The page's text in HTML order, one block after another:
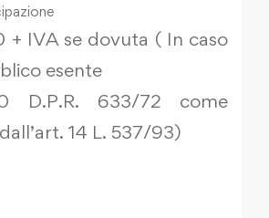
+ IVA se dovuta ( In caso
esente
D.P.R. 633/72 come
14 L. 537/93)